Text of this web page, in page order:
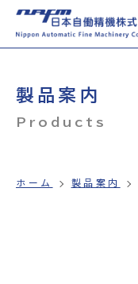
製品案内
Products
ホーム 製品案内